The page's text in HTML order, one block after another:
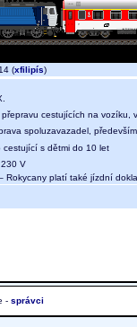
(xfilipís)
cestujících na vozíku,
spoluzavazadel,
cestující s dětmi do 10 let
V
Rokycany platí také jízdní
- správci